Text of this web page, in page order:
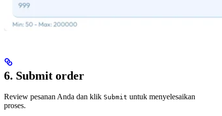
6. Submit order
Review pesanan Anda dan klik Submit untuk menyelesaikan
proses.